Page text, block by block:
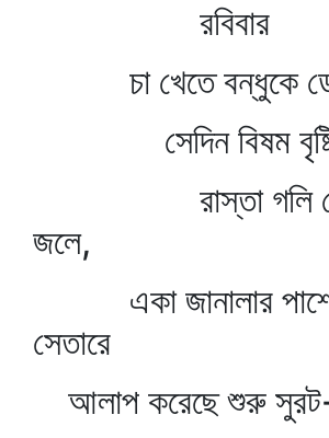
রবিবার
চা খেতে বন্ধুকে
সেদিন বিষম
রাস্তা গলি
জলে,
একা জানালার
সেতারে
আলাপ করেছে শুরু